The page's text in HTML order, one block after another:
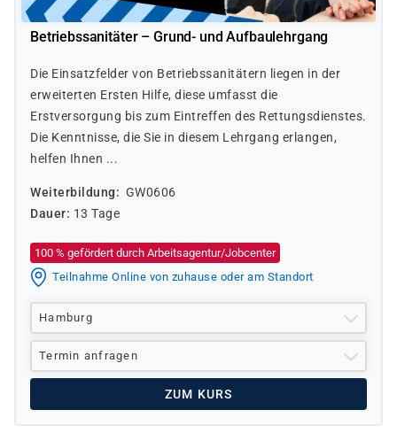
Betriebssanitäter – Grund- und Aufbaulehrgang
Die Einsatzfelder von Betriebssanitätern liegen in der
erweiterten Ersten Hilfe, diese umfasst die
Erstversorgung bis zum Eintreffen des Rettungsdienstes.
Die Kenntnisse, die Sie in diesem Lehrgang erlangen,
helfen Ihnen ...
Weiterbildung
GW0606
Dauer
13 Tage
100 % gefördert durch Arbeitsagentur/Jobcenter
Teilnahme Online von zuhause oder am Standort
Hamburg
Termin anfragen
ZUM KURS